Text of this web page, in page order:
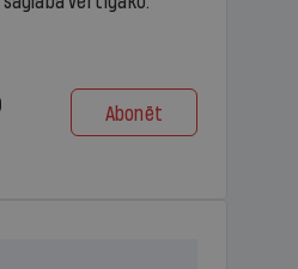
Abonēt